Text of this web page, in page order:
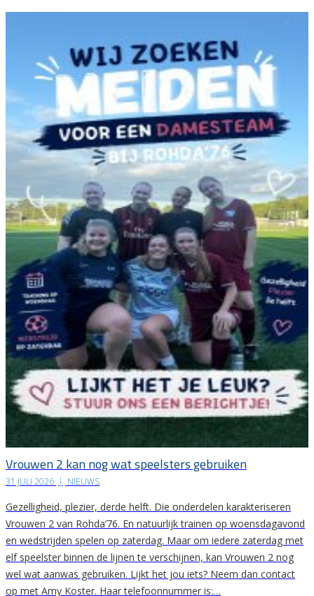
Vrouwen 2 kan nog wat speelsters gebruiken
31 JULI 2026 | NIEUWS
Gezelligheid, plezier, derde helft. Die onderdelen karakteriseren
Vrouwen 2 van Rohda’76. En natuurlijk trainen op woensdagavond
en wedstrijden spelen op zaterdag. Maar om iedere zaterdag met
elf speelster binnen de lijnen te verschijnen, kan Vrouwen 2 nog
wel wat aanwas gebruiken. Lijkt het jou iets? Neem dan contact
op met Amy Koster. Haar telefoonnummer is:…